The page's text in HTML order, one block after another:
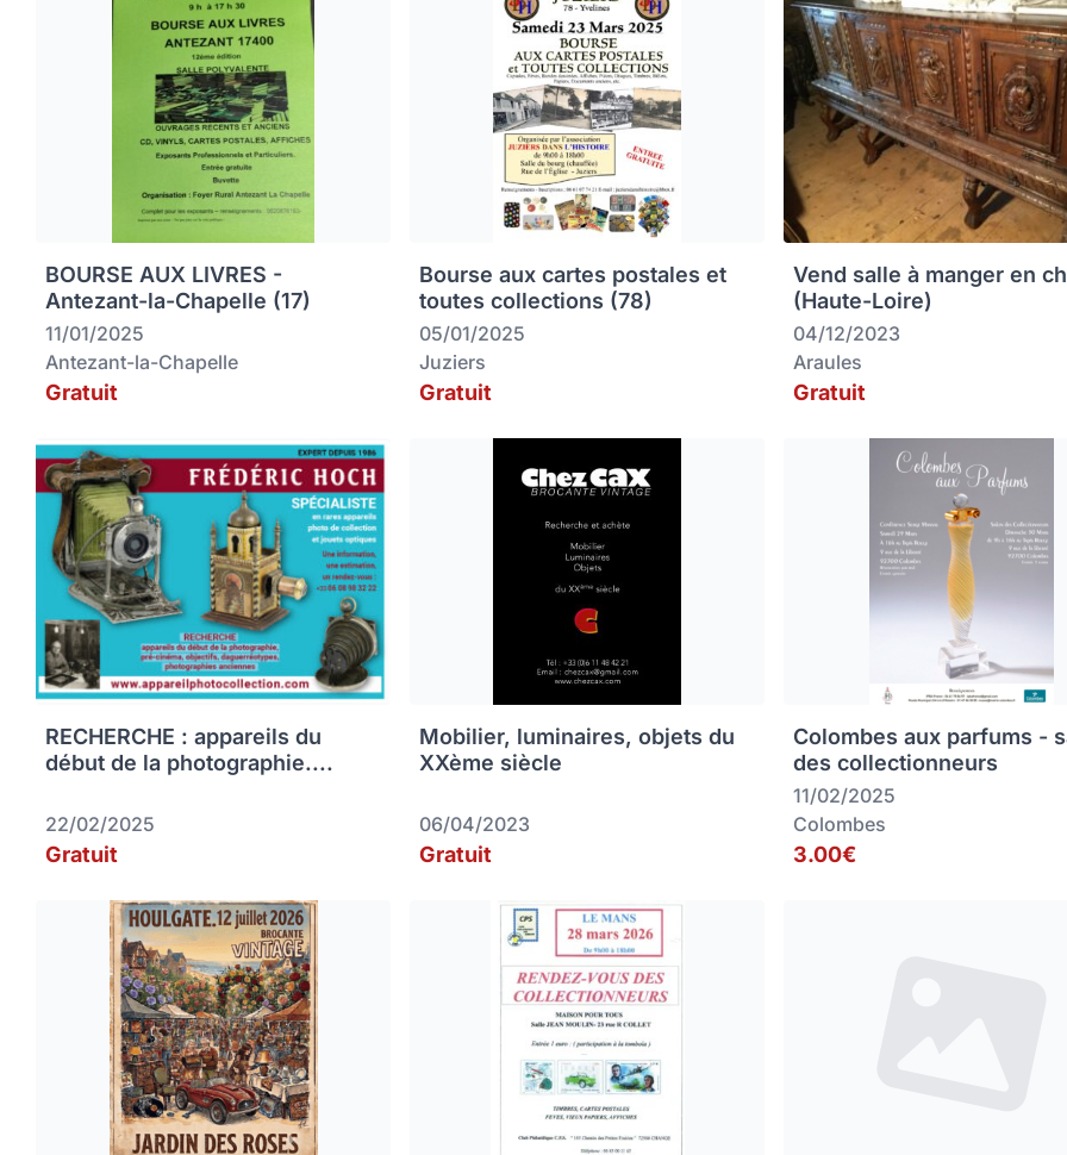
BOURSE AUX LIVRES -
Antezant-la-Chapelle (17)
11/01/2025
Antezant-la-Chapelle
Gratuit
Bourse aux cartes postales et
toutes collections (78)
05/01/2025
Juziers
Gratuit
Vend salle à manger en
(Haute-Loire)
04/12/2023
Araules
Gratuit
RECHERCHE : appareils du
début de la photographie....
22/02/2025
Gratuit
Mobilier, luminaires, objets du
XXème siècle
06/04/2023
Gratuit
Colombes aux parfums -
des collectionneurs
11/02/2025
Colombes
3.00€